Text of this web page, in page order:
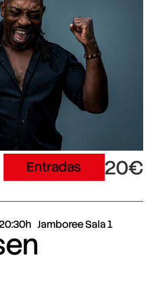
Entradas 20€
Jamboree Sala 1